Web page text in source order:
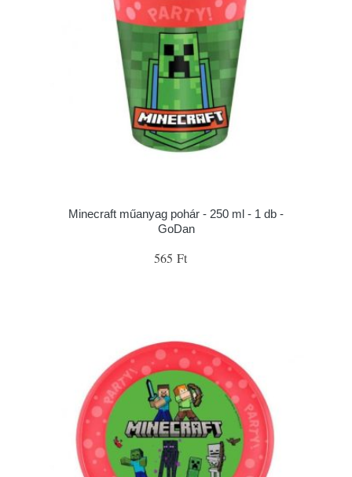
Minecraft műanyag pohár - 250 ml - 1 db -
GoDan
565 Ft